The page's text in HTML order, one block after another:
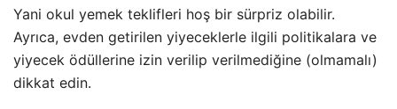
Yani okul yemek teklifleri hoş bir sürpriz olabilir.
Ayrıca, evden getirilen yiyeceklerle ilgili politikalara ve
yiyecek ödüllerine izin verilip verilmediğine (olmamalı)
dikkat edin.